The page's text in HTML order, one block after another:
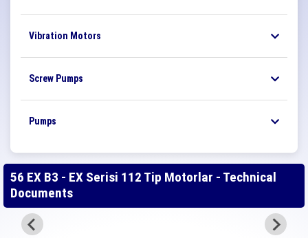
Vibration Motors
Screw Pumps
Pumps
56 EX B3 - EX Serisi 112 Tip Motorlar - Technical
Documents